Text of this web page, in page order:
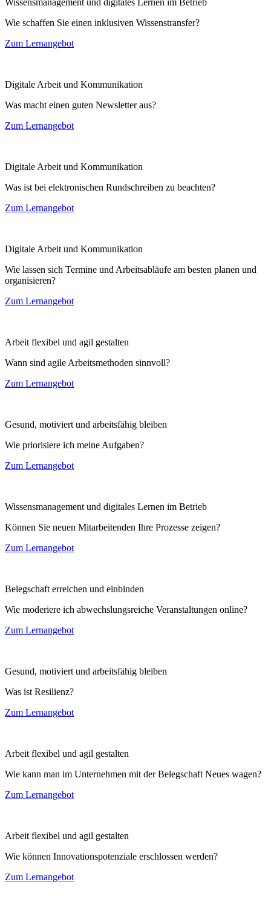
Wie schaffen Sie einen inklusiven Wissenstransfer?
Zum Lernangebot
Digitale Arbeit und Kommunikation
Was macht einen guten Newsletter aus?
Zum Lernangebot
Digitale Arbeit und Kommunikation
Was ist bei elektronischen Rundschreiben zu beachten?
Zum Lernangebot
Digitale Arbeit und Kommunikation
Wie lassen sich Termine und Arbeitsabläufe am besten planen und
organisieren?
Zum Lernangebot
Arbeit flexibel und agil gestalten
Wann sind agile Arbeitsmethoden sinnvoll?
Zum Lernangebot
Gesund, motiviert und arbeitsfähig bleiben
Wie priorisiere ich meine Aufgaben?
Zum Lernangebot
Wissensmanagement und digitales Lernen im Betrieb
Können Sie neuen Mitarbeitenden Ihre Prozesse zeigen?
Zum Lernangebot
Belegschaft erreichen und einbinden
Wie moderiere ich abwechslungsreiche Veranstaltungen online?
Zum Lernangebot
Gesund, motiviert und arbeitsfähig bleiben
Was ist Resilienz?
Zum Lernangebot
Arbeit flexibel und agil gestalten
Wie kann man im Unternehmen mit der Belegschaft Neues wagen?
Zum Lernangebot
Arbeit flexibel und agil gestalten
Wie können Innovationspotenziale erschlossen werden?
Zum Lernangebot